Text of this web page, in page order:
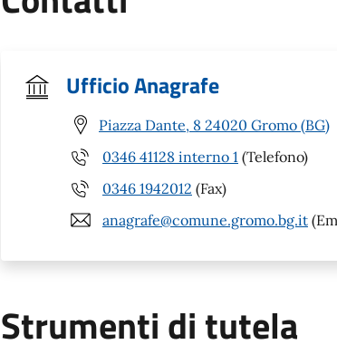
Ufficio Anagrafe
Piazza Dante, 8 24020 Gromo (BG)
0346 41128 interno 1 (Telefono)
0346 1942012 (Fax)
anagrafe@comune.gromo.bg.it
Strumenti di tutela